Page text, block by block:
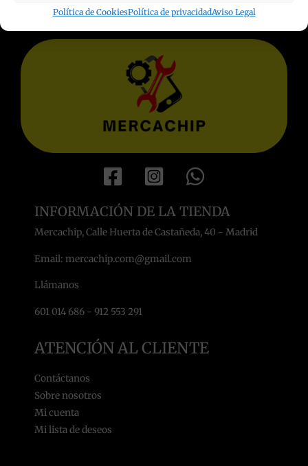
Política de CookiesPolítica de privacidadAviso Legal
Aviso Legal
INFORMACIÓN DE LA TIENDA
Mercachip, Calle Huerta de Castañeda, 40 - Madrid
Email: mercachip.com@gmail.com
Llámanos
601 014 686 - 912 553 291
ATENCIÓN AL CLIENTE
Contáctanos
Sobre nosotros
Mi cuenta
Mi lista de deseos